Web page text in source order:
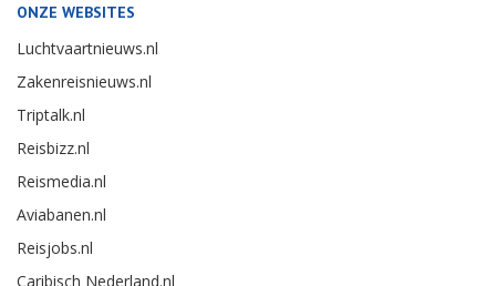
ONZE WEBSITES
Luchtvaartnieuws.nl
Zakenreisnieuws.nl
Triptalk.nl
Reisbizz.nl
Reismedia.nl
Aviabanen.nl
Reisjobs.nl
Caribisch Nederland.nl